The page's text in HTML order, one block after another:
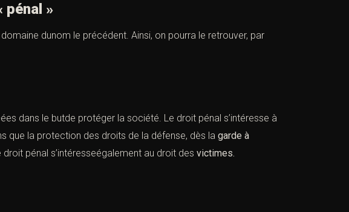
»
dunom le précédent. Ainsi, on pourra le retrouver, par
dans le butde protéger la société. Le droit pénal s’intéresse à
que la protection des droits de la défense, dès la garde à
pénal s’intéresseégalement au droit des victimes.